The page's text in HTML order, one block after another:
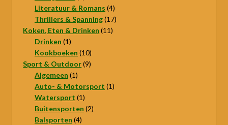
producten
Literatuur & Romans 44
producten
Thrillers & Spanning 1717
Koken, Eten & Drinken 1111
Drinken 11
product
Kookboeken 1010
producten
Sport & Outdoor 99
Algemeen 11
product
Auto- & Motorsport 11
Watersport 11
product
Buitensporten 22
Balsporten 44